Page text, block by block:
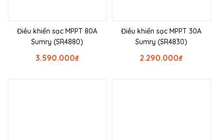
Điều khiển sạc MPPT 80A
Sumry (SR4880)
₫
3.590.000
Điều khiển sạc MPPT 30A
Sumry (SR4830)
₫
2.290.000